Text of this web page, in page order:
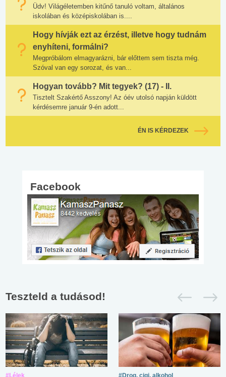
Üdv! Világéletemben kitűnő tanuló voltam, általános
iskolában és középiskolában is....
Hogy hívják ezt az érzést, illetve hogy tudnám
enyhíteni, formálni?
Megpróbálom elmagyarázni, bár előttem sem tiszta még.
Szóval van egy sorozat, és van...
Hogyan tovább? Mit tegyek? (17) - II.
Tisztelt Szakértő Asszony! Az óév utolsó napján küldött
kérdésemre január 9-én adott...
ÉN IS KÉRDEZEK
Facebook
Teszteld a tudásod!
#Lélek #Drog, cigi, alkohol